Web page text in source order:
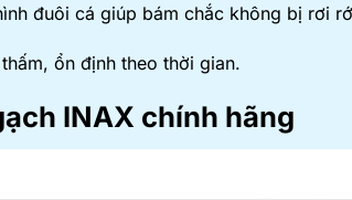
đuôi cá giúp bám chắc không bị rơi
ổn định theo thời gian.
INAX chính hãng